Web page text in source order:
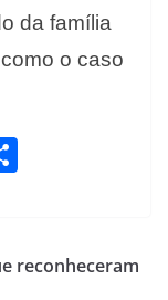
da família
o caso
e
reconheceram